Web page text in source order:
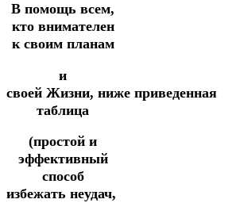
В помощь всем,
кто внимателен
к своим планам
и
своей Жизни, ниже приведенная
таблица
(простой и
эффективный
способ
избежать неудач,